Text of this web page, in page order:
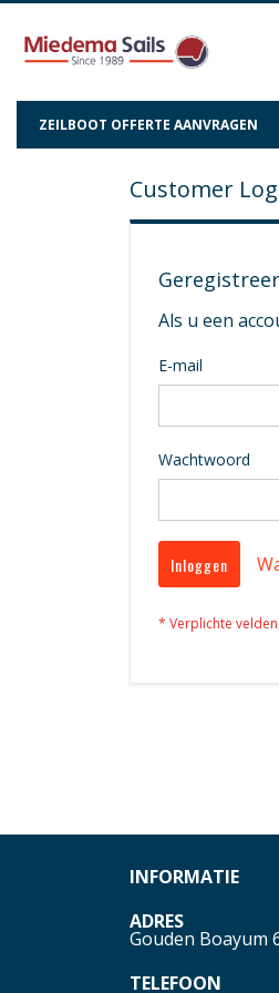
ZEILBOOT OFFERTE AANVRAGEN
Customer
Als u een
E-mail
Wachtwoord
Inloggen
INFORMATIE
ADRES
Gouden Boayum
TELEFOON